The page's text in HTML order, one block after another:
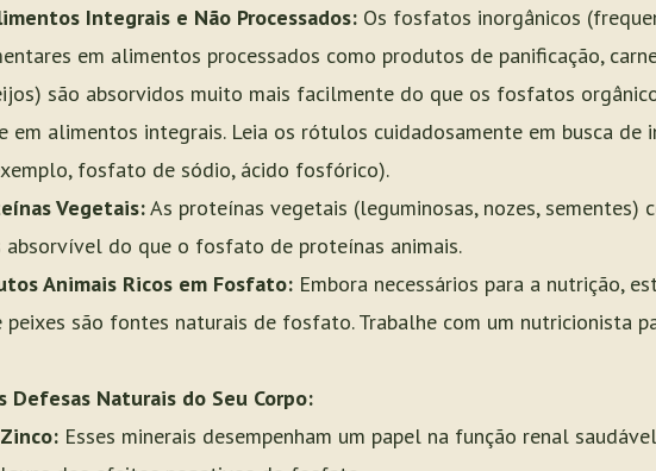
Integrais e Não Processados: Os fosfatos inorgânicos
em alimentos processados como produtos de panificação,
são absorvidos muito mais facilmente do que os fosfatos
em alimentos integrais. Leia os rótulos cuidadosamente em busca de
fosfato de sódio, ácido fosfórico).
Vegetais:As proteínas vegetais (leguminosas, nozes,
absorvível do que o fosfato de proteínas animais.
Animais Ricos em Fosfato: Embora necessários para a nutrição,
peixes são fontes naturais de fosfato. Trabalhe com um nutricionista
Defesas Naturais do Seu Corpo:
Esses minerais desempenham um papel na função renal